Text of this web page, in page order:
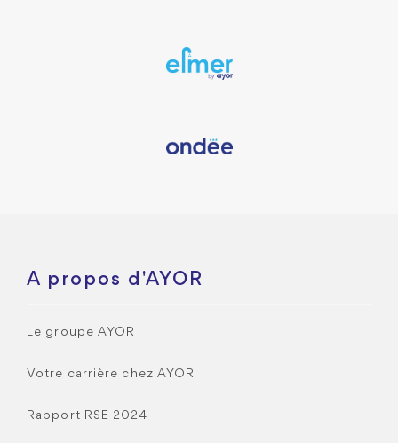
A propos d'AYOR
Le groupe AYOR
Votre carrière chez AYOR
Rapport RSE 2024